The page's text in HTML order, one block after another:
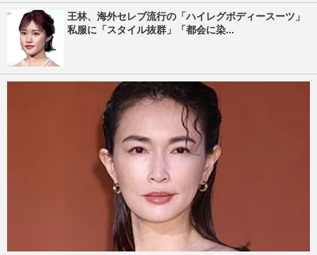
王林、海外セレブ流行の「ハイレグボディースーツ」
私服に「スタイル抜群」「都会に染...